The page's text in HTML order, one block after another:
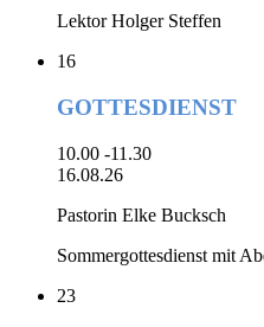
Lektor Holger Steffen
16
GOTTESDIENST
10.00 -11.30
16.08.26
Pastorin Elke Bucksch
Sommergottesdienst mit
23